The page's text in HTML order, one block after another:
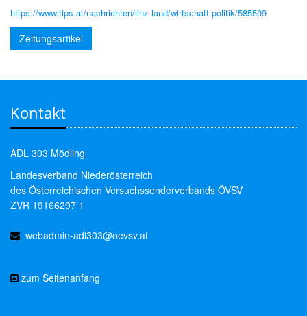
https://www.tips.at/nachrichten/linz-land/wirtschaft-politik/585509
Zeitungsartikel
Kontakt
ADL 303 Mödling
Landesverband Niederösterreich
des Österreichischen Versuchssenderverbands ÖVSV
ZVR 19166297 1
webadmin-adl303@oevsv.at
zum Seitenanfang